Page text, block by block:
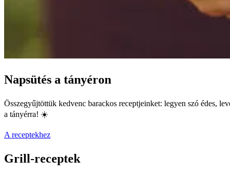
Napsütés a tányéron
Összegyűjtöttük kedvenc barackos receptjeinket: legyen szó édes,
a tányérra! ☀️
A receptekhez
Grill-receptek